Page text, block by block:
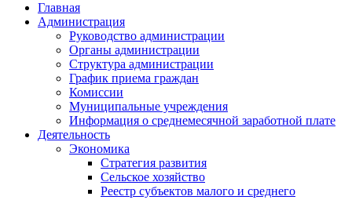
Главная
Администрация
Руководство администрации
Органы администрации
Структура администрации
График приема граждан
Комиссии
Муниципальные учреждения
Информация о среднемесячной заработной плате
Деятельность
Экономика
Стратегия развития
Сельское хозяйство
Реестр субъектов малого и среднего